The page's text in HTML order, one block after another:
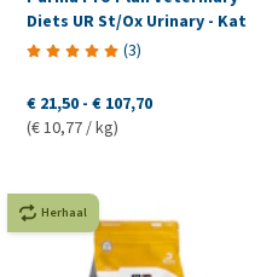
Diets UR St/Ox Urinary - Kat
(3)
€ 21,50 - € 107,70
(€ 10,77 / kg)
Herhaal